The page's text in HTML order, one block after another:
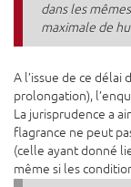
dans les
maximale de
A l’issue de ce délai
prolongation),
La jurisprudence a
flagrance ne peut
(celle ayant donné
même si les